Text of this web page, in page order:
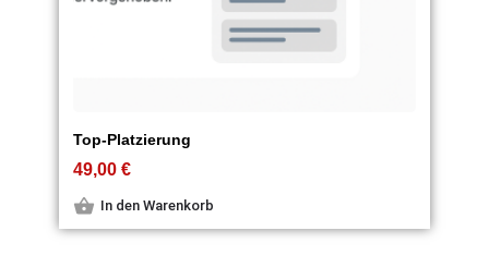
Top-Platzierung
49,00€
In den Warenkorb